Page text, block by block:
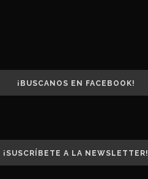
¡BUSCANOS EN FACEBOOK!
¡SUSCRÍBETE A LA NEWSLETTER!